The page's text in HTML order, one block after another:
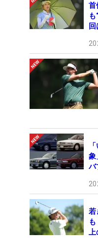
首
象
バ
若
上